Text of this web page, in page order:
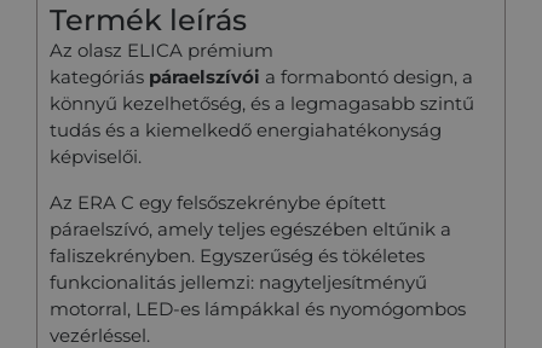
Termék leírás
Az olasz ELICA prémium
kategóriás páraelszívói a formabontó design, a
könnyű kezelhetőség, és a legmagasabb szintű
tudás és a kiemelkedő energiahatékonyság
képviselői.
Az ERA C egy felsőszekrénybe épített
páraelszívó, amely teljes egészében eltűnik a
faliszekrényben. Egyszerűség és tökéletes
funkcionalitás jellemzi: nagyteljesítményű
motorral, LED-es lámpákkal és nyomógombos
vezérléssel.